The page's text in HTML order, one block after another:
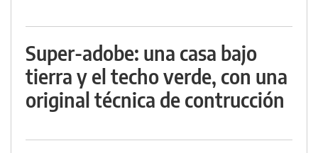
Super-adobe: una casa bajo
tierra y el techo verde, con una
original técnica de contrucción